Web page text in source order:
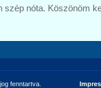
szép nóta. Köszönöm
fenntartva.